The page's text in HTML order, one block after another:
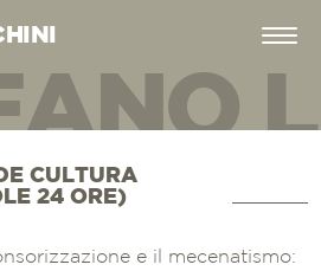
CULTURA
24 ORE)
e il mecenatismo: